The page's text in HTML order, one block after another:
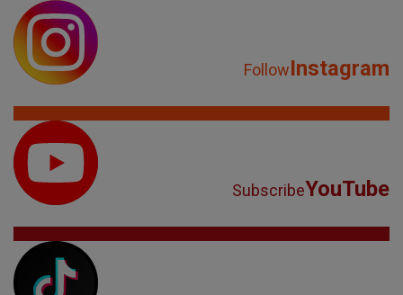
FollowInstagram
SubscribeYouTube